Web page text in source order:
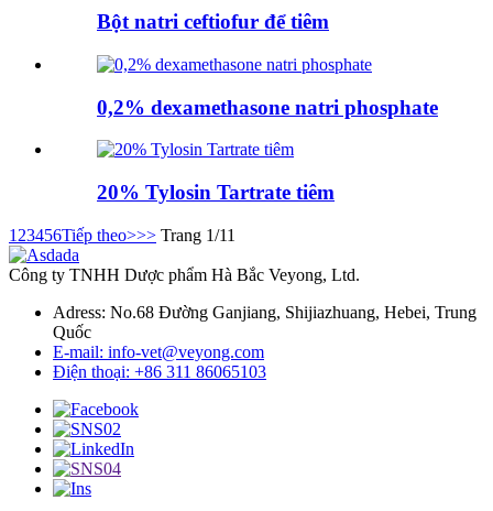
Bột natri ceftiofur để tiêm
0,2% dexamethasone natri phosphate
20% Tylosin Tartrate tiêm
1 23456Tiếp theo>>> Trang 1/11
Công ty TNHH Dược phẩm Hà Bắc Veyong, Ltd.
Adress: No.68 Đường Ganjiang, Shijiazhuang, Hebei, Trung
Quốc
E-mail: info-vet@veyong.com
Điện thoại: +86 311 86065103